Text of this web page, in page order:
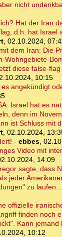
nicht
Hat der Iran
d.h. hat Israel
, 02.10.2024,
dem Iran: Die
Wohngebiete-
diese false-
10:15
angekündigt
Israel hat es
denn im
ist Schluss mit
, 02.10.2024,
- ebbes,
Video mit
14:09
sagte, dass
jeder
zu
offizielle
finden noch
Kann jemand
10:12